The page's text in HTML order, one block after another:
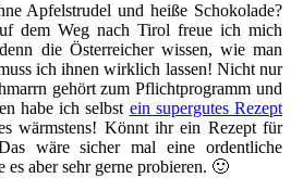
Apfelstrudel und heiße Schokolade?
dem Weg nach Tirol freue ich mich
die Österreicher wissen, wie man
ich ihnen wirklich lassen! Nicht nur
gehört zum Pflichtprogramm und
habe ich selbst ein supergutes Rezept
wärmstens! Könnt ihr ein Rezept für
wäre sicher mal eine ordentliche
aber sehr gerne probieren. 🙂